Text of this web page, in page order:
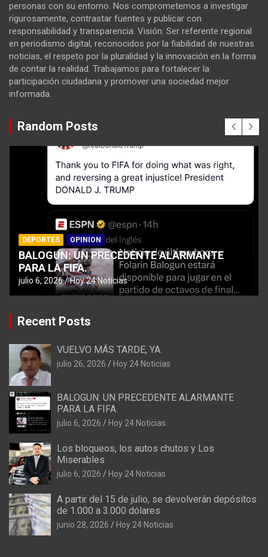
personas con su entorno. Nos comprometemos a investigar
rigurosamente, contrastar fuentes y publicar con
responsabilidad y transparencia. Visión: Ser referente regional
en periodismo digital, reconocidos por la fiabilidad de nuestras
noticias, el respeto por la pluralidad y la innovación en la forma
de contar la realidad. Trabajamos para fortalecer la
participación ciudadana y promover una sociedad mejor
informada.
Random Posts
DEPORTES OPINION
BALOGUN: UN PRECEDENTE ALARMANTE
PARA LA FIFA.
julio 6, 2026 Hoy 24 Noticias
Recent Posts
VUELVO MÁS TARDE, YA.
julio 26, 2026 Hoy 24 Noticias
BALOGUN: UN PRECEDENTE ALARMANTE
PARA LA FIFA.
julio 6, 2026 Hoy 24 Noticias
Los bloqueos, los autos chutos y Los
Miserables
julio 6, 2026 Hoy 24 Noticias
A partir del 15 de julio, se devolverán depósitos
de 1.000 a 3.000 dólares
junio 28, 2026 Hoy 24 Noticias